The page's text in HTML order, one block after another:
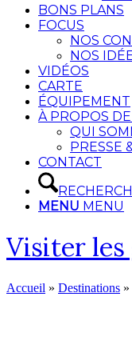
BONS PLANS
FOCUS
NOS
NOS
VIDÉOS
CARTE
ÉQUIPEMENT
À PROPOS
QUI
PRESSE
CONTACT
MENU MENU
Visiter les
Accueil » Destinations »